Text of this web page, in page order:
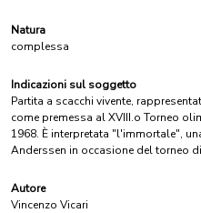
Natura
complessa
Indicazioni sul soggetto
Partita a scacchi vivente,
come premessa al XVIII.o Torneo
1968. È interpretata "l'immortale",
Anderssen in occasione del torneo
Autore
Vincenzo Vicari